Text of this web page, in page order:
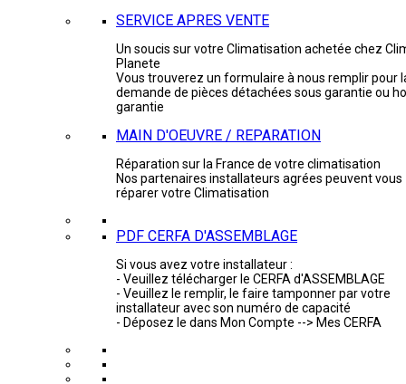
SERVICE APRES VENTE
Un soucis sur votre Climatisation achetée chez
Planete
Vous trouverez un formulaire à nous remplir pour
demande de pièces détachées sous garantie ou
garantie
MAIN D'OEUVRE / REPARATION
Réparation sur la France de votre climatisation
Nos partenaires installateurs agrées peuvent vous
réparer votre Climatisation
PDF CERFA D'ASSEMBLAGE
Si vous avez votre installateur :
- Veuillez télécharger le CERFA d'ASSEMBLAGE
- Veuillez le remplir, le faire tamponner par votre
installateur avec son numéro de capacité
- Déposez le dans Mon Compte --> Mes CERFA